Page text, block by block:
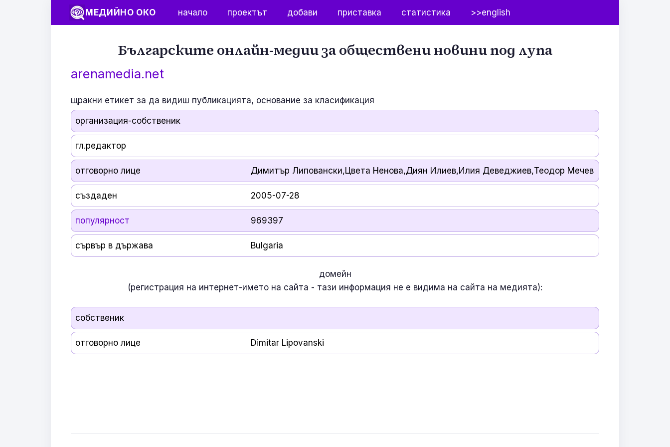
МЕДИЙНО ОКО начало проектът добави приставка статистика >>english
Българските онлайн-медии за обществени новини под лупа
arenamedia.net
щракни етикет за да видиш публикацията, основание за класификация
организация-собственик
гл.редактор
отговорно лице Димитър Липовански,Цвета Ненова,Диян Илиев,Илия Деведжиев,Теодор Мечев
създаден 2005-07-28
популярност 969397
сървър в държава Bulgaria
домейн
(регистрация на интернет-името на сайта - тази информация не е видима на сайта на медията):
собственик
отговорно лице Dimitar Lipovanski